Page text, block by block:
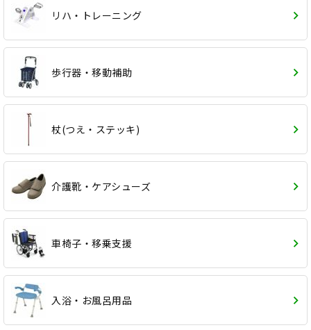
リハ・トレーニング
歩行器・移動補助
杖(つえ・ステッキ)
介護靴・ケアシューズ
車椅子・移乗支援
入浴・お風呂用品